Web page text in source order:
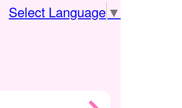
Select Language ▼